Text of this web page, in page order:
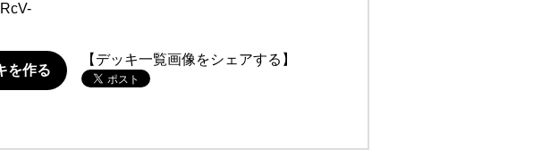
を作る
【デッキ一覧画像をシェアする】